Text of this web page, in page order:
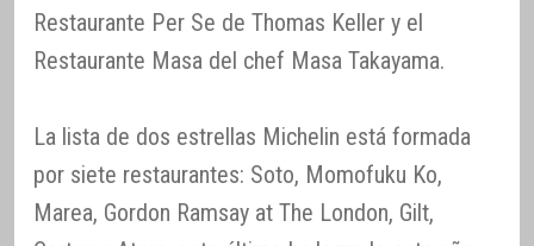
Restaurante Per Se de Thomas Keller y el
Restaurante Masa del chef Masa Takayama.
La lista de dos estrellas Michelin está formada
por siete restaurantes: Soto, Momofuku Ko,
Marea, Gordon Ramsay at The London, Gilt,